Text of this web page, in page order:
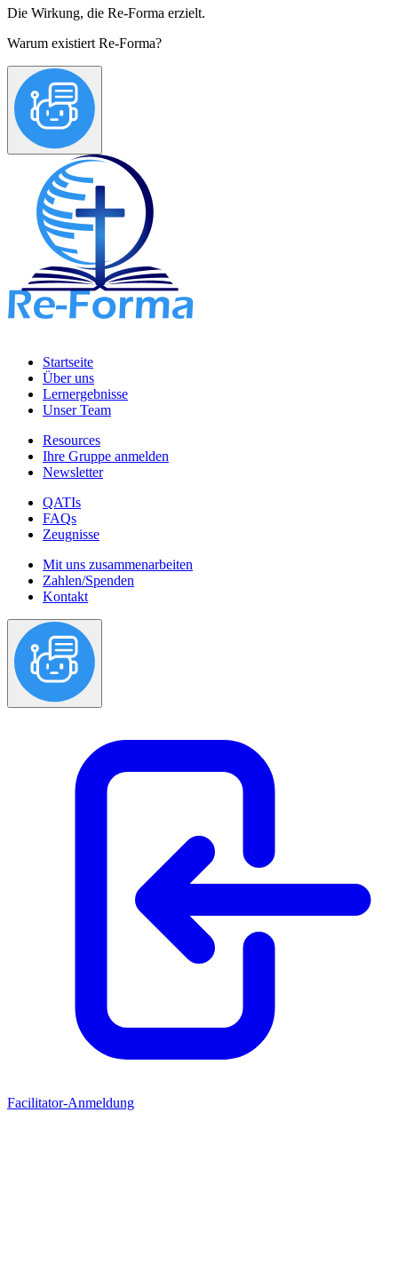
Die Wirkung, die Re-Forma erzielt.
Warum existiert Re-Forma?
Startseite
Über uns
Lernergebnisse
Unser Team
Resources
Ihre Gruppe anmelden
Newsletter
QATIs
FAQs
Zeugnisse
Mit uns zusammenarbeiten
Zahlen/Spenden
Kontakt
Facilitator-Anmeldung